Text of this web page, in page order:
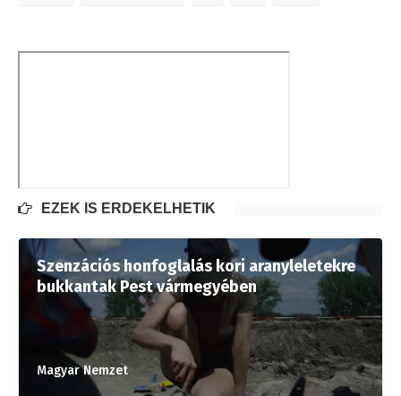
EZEK IS ÉRDEKELHETIK
Szenzációs honfoglalás kori aranyleletekre
bukkantak Pest vármegyében
Magyar Nemzet